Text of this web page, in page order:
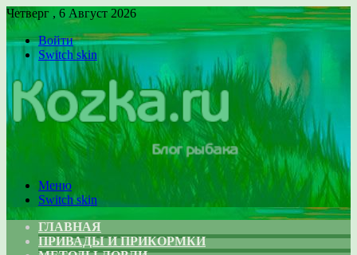
Четверг , 6 Август 2026
Войти
Switch skin
Меню
Switch skin
ГЛАВНАЯ
ПРИВАДЫ И ПРИКОРМКИ